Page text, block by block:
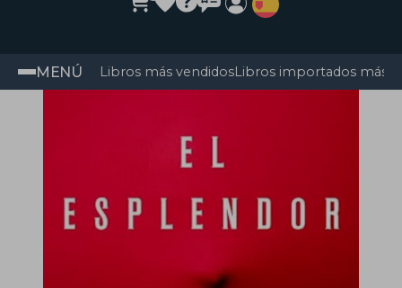
MENÚ Libros más vendidosLibros importados más